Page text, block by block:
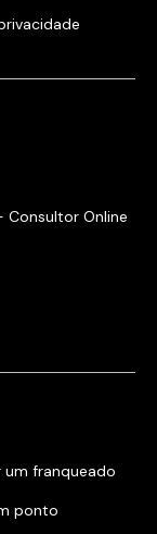
Consultor Online
um franqueado
ponto